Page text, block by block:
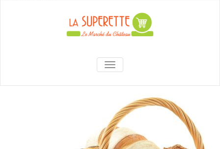
La Superette –
le marché du
château
AFFICHER/MASQUER LA